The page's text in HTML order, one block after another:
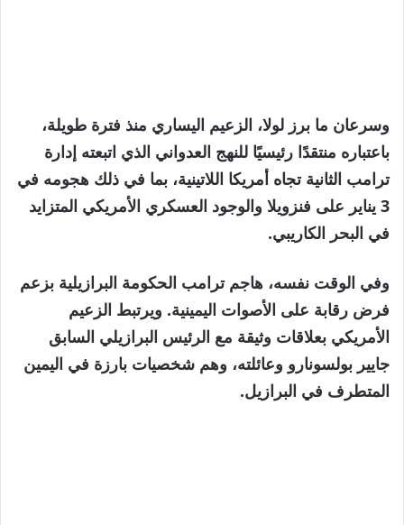
وسرعان ما برز لولا، الزعيم اليساري منذ فترة طويلة،
باعتباره منتقدًا رئيسيًا للنهج العدواني الذي اتبعته إدارة
ترامب الثانية تجاه أمريكا اللاتينية، بما في ذلك هجومه في
3 يناير على فنزويلا والوجود العسكري الأمريكي المتزايد
في البحر الكاريبي.
وفي الوقت نفسه، هاجم ترامب الحكومة البرازيلية بزعم
فرض رقابة على الأصوات اليمينية. ويرتبط الزعيم
الأمريكي بعلاقات وثيقة مع الرئيس البرازيلي السابق
جايير بولسونارو وعائلته، وهم شخصيات بارزة في اليمين
المتطرف في البرازيل.